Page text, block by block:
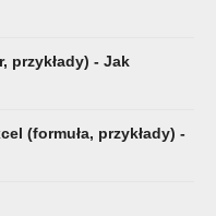
przykłady) - Jak
(formuła, przykłady) -